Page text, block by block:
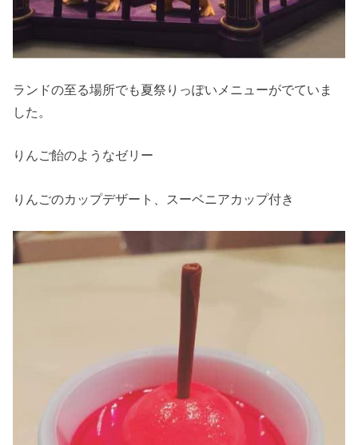
ランドの至る場所でも夏祭りっぽいメニューがでていま
した。
りんご飴のようなゼリー
りんごのカップデザート、スーベニアカップ付き